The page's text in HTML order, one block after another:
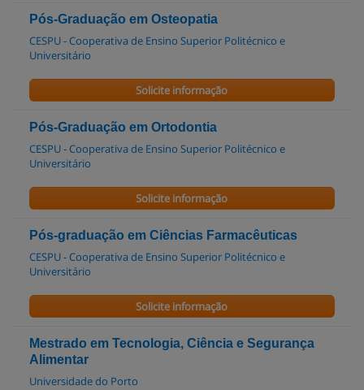
Pós-Graduação em Osteopatia
CESPU - Cooperativa de Ensino Superior Politécnico e
Universitário
Solicite informação
Pós-Graduação em Ortodontia
CESPU - Cooperativa de Ensino Superior Politécnico e
Universitário
Solicite informação
Pós-graduação em Ciências Farmacêuticas
CESPU - Cooperativa de Ensino Superior Politécnico e
Universitário
Solicite informação
Mestrado em Tecnologia, Ciência e Segurança
Alimentar
Universidade do Porto